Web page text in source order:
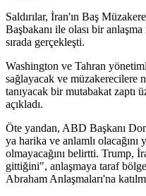
Saldırılar, İran'ın Baş
Başbakanı ile olası bir
sırada gerçekleşti.
Washington ve Tahran
sağlayacak ve müzakerecilere
tanıyacak bir mutabakat zaptı
açıkladı.
Öte yandan, ABD Başkanı
ya harika ve anlamlı olacağını
olmayacağını belirtti. Trump,
gittiğini", anlaşmaya taraf
Abraham Anlaşmaları'na